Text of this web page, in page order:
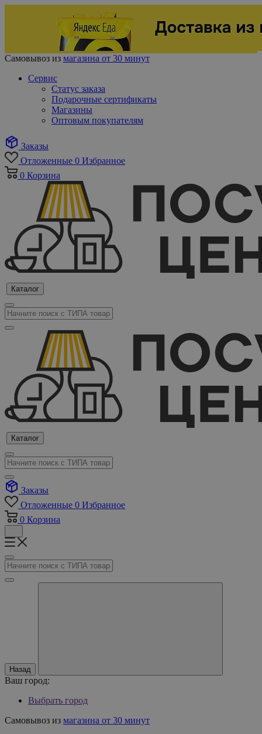
Самовывоз из магазина от 30 минут
Сервис
Статус заказа
Подарочные сертификаты
Магазины
Оптовым покупателям
Заказы
Отложенные 0 Избранное
0 Корзина
Каталог
Каталог
Заказы
Отложенные 0 Избранное
0 Корзина
Назад
Ваш город:
Выбрать город
Самовывоз из магазина от 30 минут